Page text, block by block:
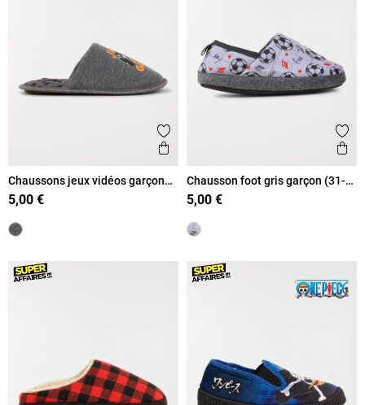
Ajouter aux favoris
Aperçu rapide
Chaussons jeux vidéos garçon
(35-39)
5,00 €
Chausson foot gris garçon (31-
35)
5,00 €